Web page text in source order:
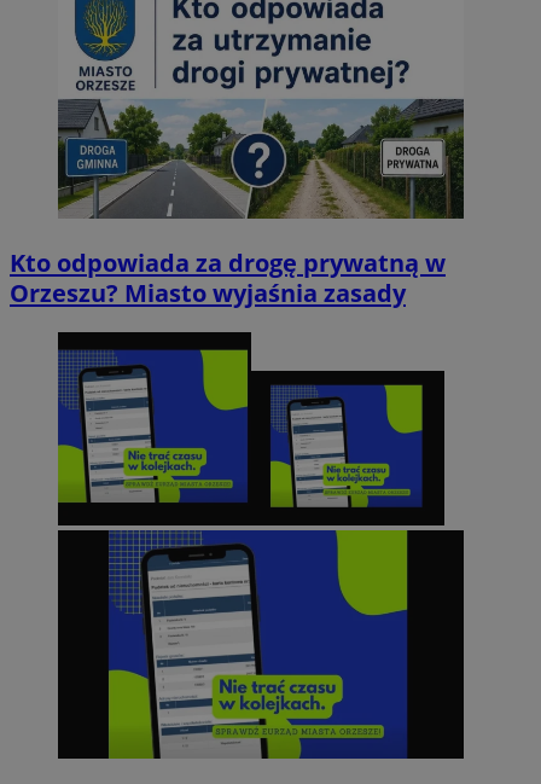
Kto odpowiada za drogę prywatną w
Orzeszu? Miasto wyjaśnia zasady